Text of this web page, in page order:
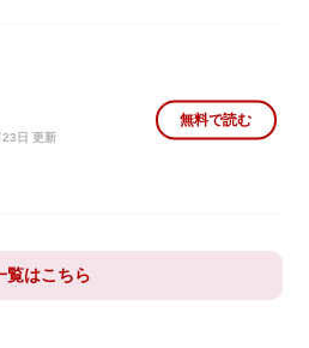
日 更新
無料で読む
覧はこちら